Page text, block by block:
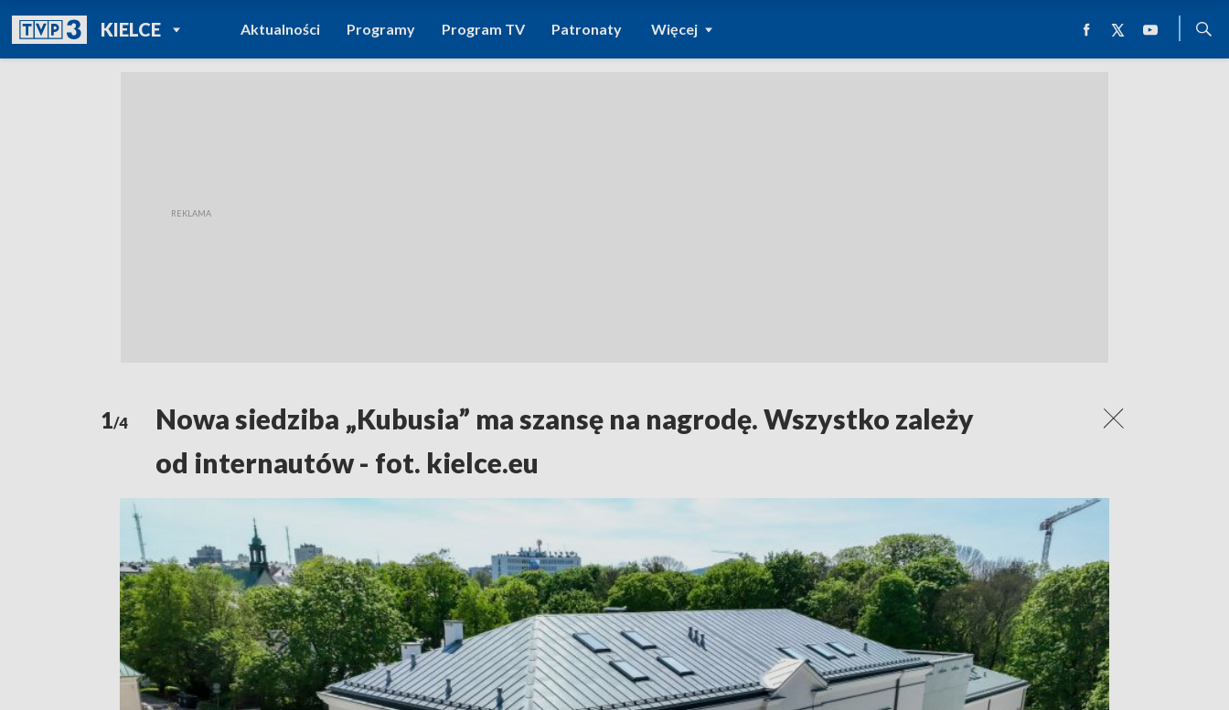
KIELCEPOWRÓT DO
TVP REGIONY
Aktualności Programy Program TV Patronaty Więcej
1/4
Nowa siedziba „Kubusia” ma szansę na nagrodę. Wszystko zależy
od internautów - fot. kielce.eu